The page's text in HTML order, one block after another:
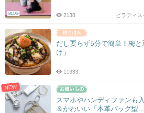
BLOG ピラティ
2138
だし要らず5分で簡単！梅
け」
11333
NEW
スマホやハンディファンも
＆かわいい「本革バッグ型...